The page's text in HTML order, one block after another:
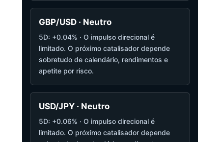
GBP/USD · Neutro
5D: +0.04% · O impulso direcional é
limitado. O próximo catalisador depende
sobretudo de calendário, rendimentos e
apetite por risco.
USD/JPY · Neutro
5D: +0.06% · O impulso direcional é
limitado. O próximo catalisador depende